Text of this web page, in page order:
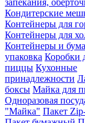
запекания,
Кондитерские
Контейнеры для
Контейнеры для
Контейнеры и
упаковка Коробки
пиццы Кухонные
принадлежности
боксы Майка для
Одноразовая
"Майка" Пакет